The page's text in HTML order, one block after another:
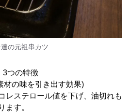
の元祖串カツ
3つの特徴
材の味を引き出す効果)
レステロール値を下げ、油切れも
ます。